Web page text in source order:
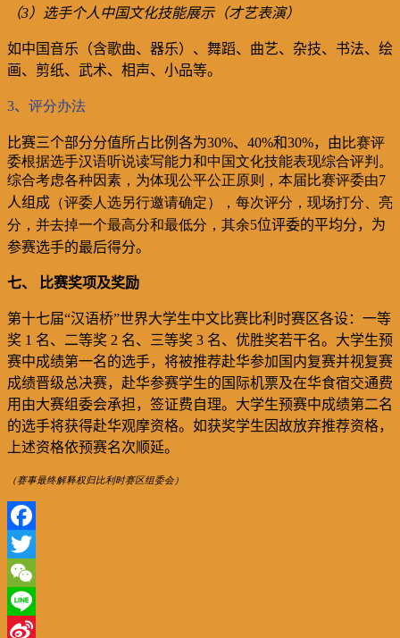
（3）选手个人中国文化技能展示（才艺表演）
如中国音乐（含歌曲、器乐）、舞蹈、曲艺、杂技、书法、绘
画、剪纸、武术、相声、小品等。
3、 评分办法
比赛三个部分分值所占比例各为30%、 40%和30%，由比赛评
委根据选手汉语听说读写能力和中国文化技能表现综合评判。
综合考虑各种因素，为体现公平公正原则，本届比赛评委由7
人组成 （评委人选另行邀请确定） ，每次评分， 现场打分、 亮
分，并去掉一个最高分和最低分，其余5位评委的平均分，为
参赛选手的最后得分。
七、 比赛奖项及奖励
第十七届“汉语桥”世界大学生中文比赛比利时赛区各设：一等
奖 1 名、二等奖 2 名、三等奖 3 名、优胜奖若干名。大学生预
赛中成绩第一名的选手，将被推荐赴华参加国内复赛并视复赛
成绩晋级总决赛，赴华参赛学生的国际机票及在华食宿交通费
用由大赛组委会承担，签证费自理。大学生预赛中成绩第二名
的选手将获得赴华观摩资格。如获奖学生因故放弃推荐资格，
上述资格依预赛名次顺延。
（赛事最终解释权归比利时赛区组委会）
Facebook
Twitter
WeChat
Line